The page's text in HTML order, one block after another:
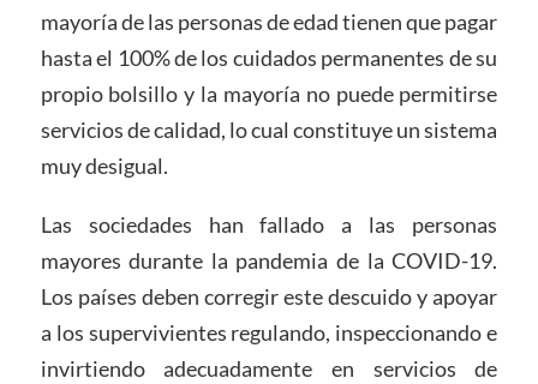
mayoría de las personas de edad tienen que pagar
hasta el 100% de los cuidados permanentes de su
propio bolsillo y la mayoría no puede permitirse
servicios de calidad, lo cual constituye un sistema
muy desigual.
Las sociedades han fallado a las personas
mayores durante la pandemia de la COVID-19.
Los países deben corregir este descuido y apoyar
a los supervivientes regulando, inspeccionando e
invirtiendo adecuadamente en servicios de